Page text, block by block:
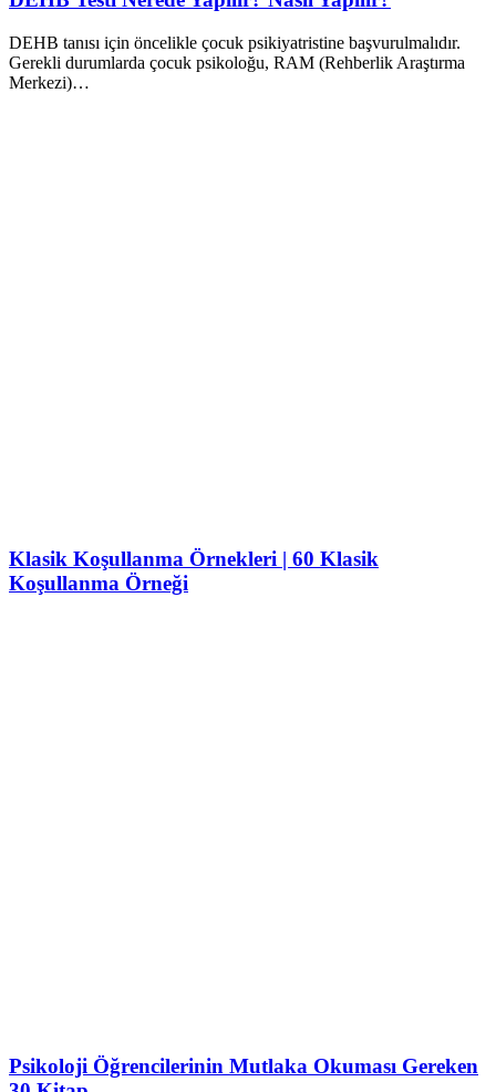
DEHB tanısı için öncelikle çocuk psikiyatristine başvurulmalıdır.
Gerekli durumlarda çocuk psikoloğu, RAM (Rehberlik Araştırma
Merkezi)…
Klasik Koşullanma Örnekleri | 60 Klasik
Koşullanma Örneği
Psikoloji Öğrencilerinin Mutlaka Okuması Gereken